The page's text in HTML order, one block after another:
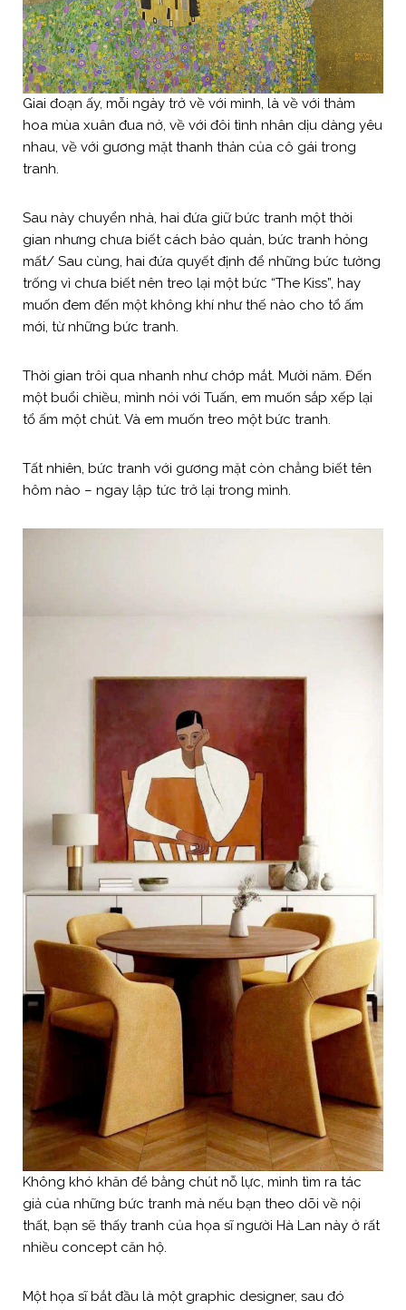
Giai đoạn ấy, mỗi ngày trở về với mình, là về với thảm
hoa mùa xuân đua nở, về với đôi tình nhân dịu dàng yêu
nhau, về với gương mặt thanh thản của cô gái trong
tranh.
Sau này chuyển nhà, hai đứa giữ bức tranh một thời
gian nhưng chưa biết cách bảo quản, bức tranh hỏng
mất/ Sau cùng, hai đứa quyết định để những bức tường
trống vì chưa biết nên treo lại một bức “The Kiss”, hay
muốn đem đến một không khí như thế nào cho tổ ấm
mới, từ những bức tranh.
Thời gian trôi qua nhanh như chớp mắt. Mười năm. Đến
một buổi chiều, mình nói với Tuấn, em muốn sắp xếp lại
tổ ấm một chút. Và em muốn treo một bức tranh.
Tất nhiên, bức tranh với gương mặt còn chẳng biết tên
hôm nào – ngay lập tức trở lại trong mình.
Không khó khăn để bằng chút nỗ lực, mình tìm ra tác
giả của những bức tranh mà nếu bạn theo dõi về nội
thất, bạn sẽ thấy tranh của họa sĩ người Hà Lan này ở rất
nhiều concept căn hộ.
Một họa sĩ bắt đầu là một graphic designer, sau đó